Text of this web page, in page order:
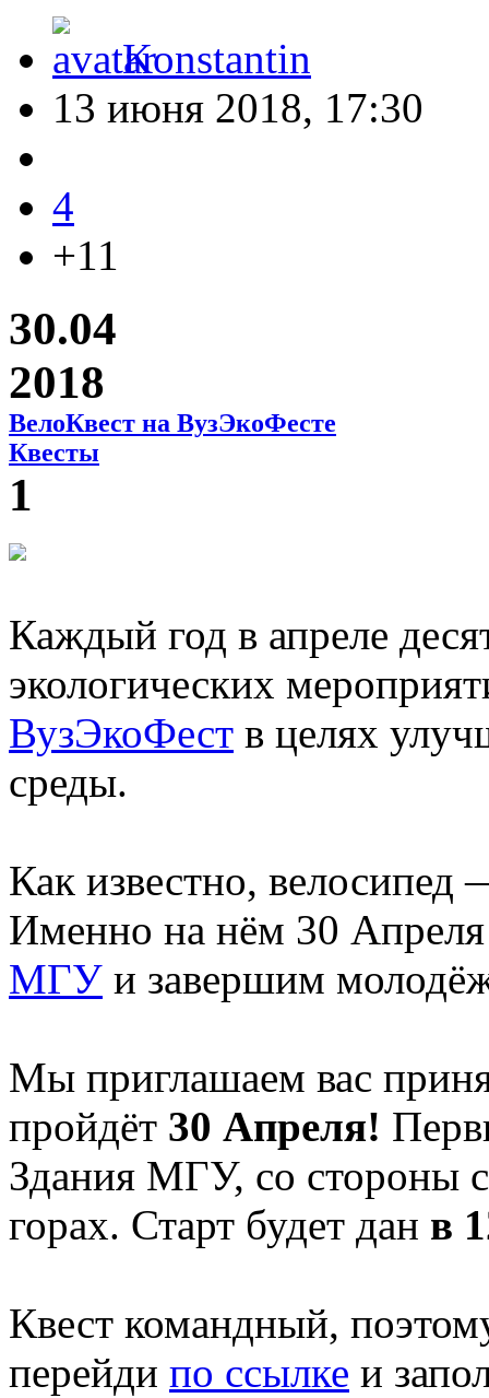
Konstantin
13 июня 2018, 17:30
4
+11
30.04
2018
ВелоКвест на ВузЭкоФесте
Квесты
1
Каждый год в апреле
экологических
ВузЭкоФест в целях
среды.
Как известно,
Именно на нём 30
МГУ и завершим
Мы приглашаем вас
пройдёт 30 Апреля!
Здания МГУ, со стороны
горах. Старт будет дан в
Квест командный,
перейди по ссылке и